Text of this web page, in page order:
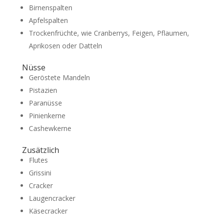
Birnenspalten
Apfelspalten
Trockenfrüchte, wie Cranberrys, Feigen, Pflaumen,
Aprikosen oder Datteln
Nüsse
Geröstete Mandeln
Pistazien
Paranüsse
Pinienkerne
Cashewkerne
Zusätzlich
Flutes
Grissini
Cracker
Laugencracker
Käsecracker